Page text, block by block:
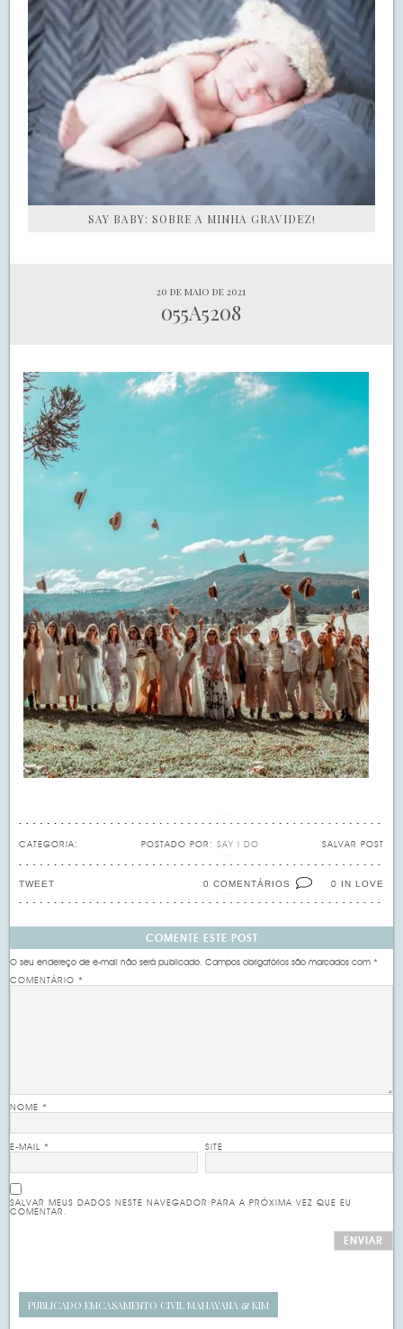
SAY BABY: SOBRE A MINHA GRAVIDEZ!
20 de maio de 2021
055A5208
CATEGORIA: SALVAR POST
POSTADO POR: SAY I DO
0 IN LOVE
0 COMENTÁRIOS
TWEET
COMENTE ESTE POST
O seu endereço de e-mail não será publicado. Campos obrigatórios são marcados com*
COMENTÁRIO*
NOME*
E-MAIL* SITE
SALVAR MEUS DADOS NESTE NAVEGADOR PARA A PRÓXIMA VEZ QUE EU
COMENTAR.
PUBLICADO EMCASAMENTO CIVIL MAHAYANA & KIM